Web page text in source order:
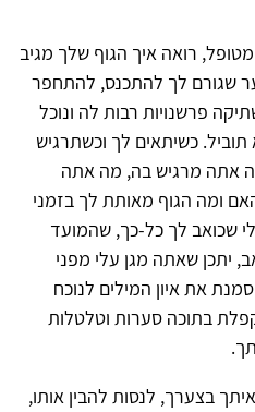
רואה איך הגוף שלך מגיב
שגורם לך להתכנס, להתחפר
פרשנויות רבות לה ונוכל
כשיתאים לך וכשתרגיש
אתה מרגיש בה, מה אתה
ומה הגוף מאותת לך בזמני
שכואב לך כל-כך, שהמועד
יתכן שאתה מגן עלי מפני
את איון המילים לנוכח
בתוכה סערות וטלטלות
בצערך, לנסות להבין אותו,